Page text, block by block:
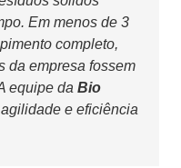
Em menos de 3
completo,
da empresa fossem
equipe da Bio
e eficiência